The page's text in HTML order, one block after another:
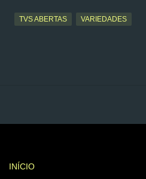
TVS ABERTAS VARIEDADES
INÍCIO